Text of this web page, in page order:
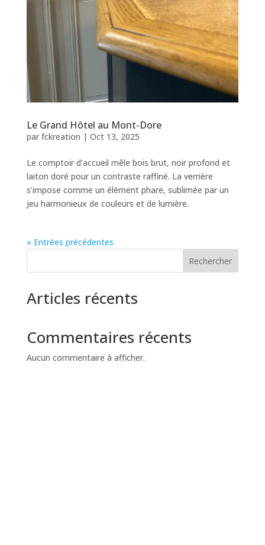
Le Grand Hôtel au Mont-Dore
par fckreation | Oct 13, 2025
Le comptoir d’accueil mêle bois brut, noir profond et
laiton doré pour un contraste raffiné. La verrière
s’impose comme un élément phare, sublimée par un
jeu harmonieux de couleurs et de lumière.
« Entrées précédentes
Rechercher
Articles récents
Commentaires récents
Aucun commentaire à afficher.